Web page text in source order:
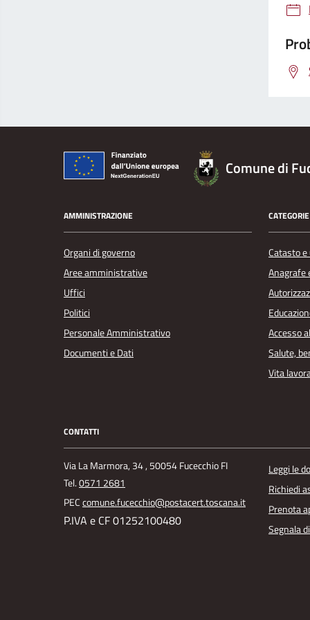
Comune di
AMMINISTRAZIONE
Organi di governo
Aree amministrative
Uffici
Politici
Personale Amministrativo
Documenti e Dati
Catasto
Anagrafe
Accesso
Salute,
Vita
CONTATTI
Via La Marmora, 34 , 50054 Fucecchio FI
Tel.0571 2681
PECcomune.fucecchio@postacert.toscana.it
P.IVA e CF 01252100480
Leggi le
Richiedi
Prenota
Segnala